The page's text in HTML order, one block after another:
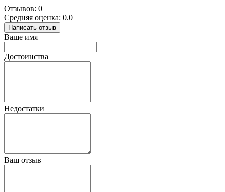
Отзывов: 0
Средняя оценка: 0.0
Написать отзыв
Ваше имя
Достоинства
Недостатки
Ваш отзыв